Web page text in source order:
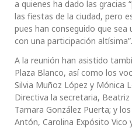
a quienes ha dado las gracias
las fiestas de la ciudad, pero
pues han conseguido que
con una participación altísima”.
A la reunión han asistido
Plaza Blanco, así como los
Silvia Muñoz López y Mónica
Directiva la secretaria,
Tamara González Puerta; y
Antón, Carolina Expósito Vico